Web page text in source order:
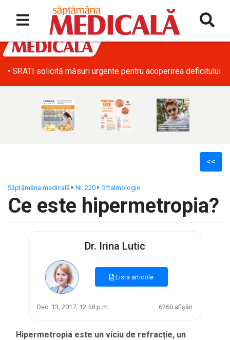
• SRATI solicită măsuri urgente pentru acoperirea deficitului
<<
Săptămâna medicală Nr. 220 Oftalmologie
Ce este hipermetropia?
Dr. Irina Lutic
Lista articole
Dec. 13, 2017, 12:58 p.m. 6260 afișări
Hipermetropia este un viciu de refracție, un